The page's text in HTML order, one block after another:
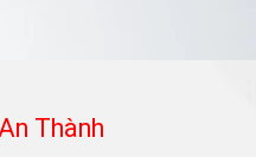
Thành